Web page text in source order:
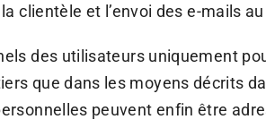
clientèle et l’envoi des e-mails
des utilisateurs uniquement
que dans les moyens décrits
peuvent enfin être